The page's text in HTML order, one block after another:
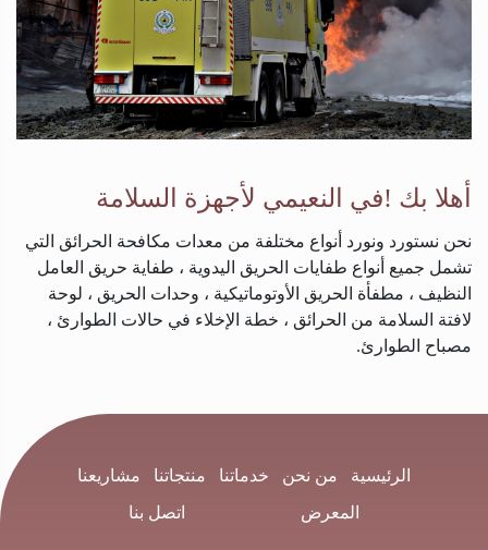
أهلا بك !في النعيمي لأجهزة السلامة
نحن نستورد ونورد أنواع مختلفة من معدات مكافحة الحرائق التي
تشمل جميع أنواع طفايات الحريق اليدوية ، طفاية حريق العامل
النظيف ، مطفأة الحريق الأوتوماتيكية ، وحدات الحريق ، لوحة
لافتة السلامة من الحرائق ، خطة الإخلاء في حالات الطوارئ ،
مصباح الطوارئ.
الرئيسية من نحن خدماتنا منتجاتنا
مشاريعنا
المعرض
اتصل بنا